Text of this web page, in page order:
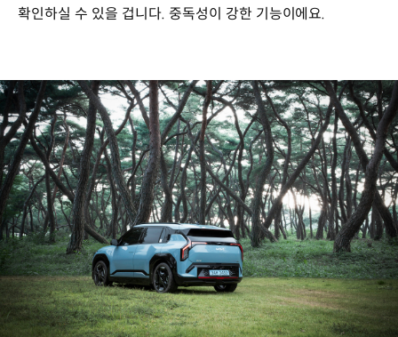
확인하실 수 있을 겁니다. 중독성이 강한 기능이에요.